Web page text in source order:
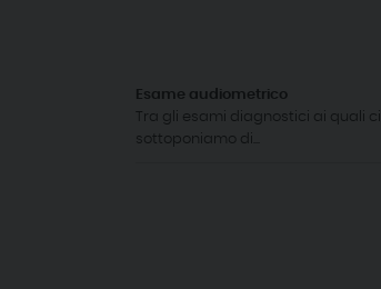
Esame audiometrico
Tra gli esami diagnostici ai quali ci
sottoponiamo di...